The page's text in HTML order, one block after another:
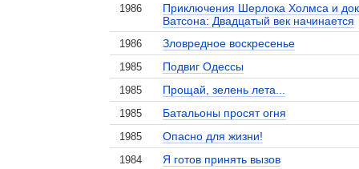
1986
Приключения Шерлока Холмса и
Ватсона: Двадцатый век начинается
1986 Зловредное воскресенье
1985 Подвиг Одессы
1985 Прощай, зелень лета...
1985 Батальоны просят огня
1985 Опасно для жизни!
1984 Я готов принять вызов